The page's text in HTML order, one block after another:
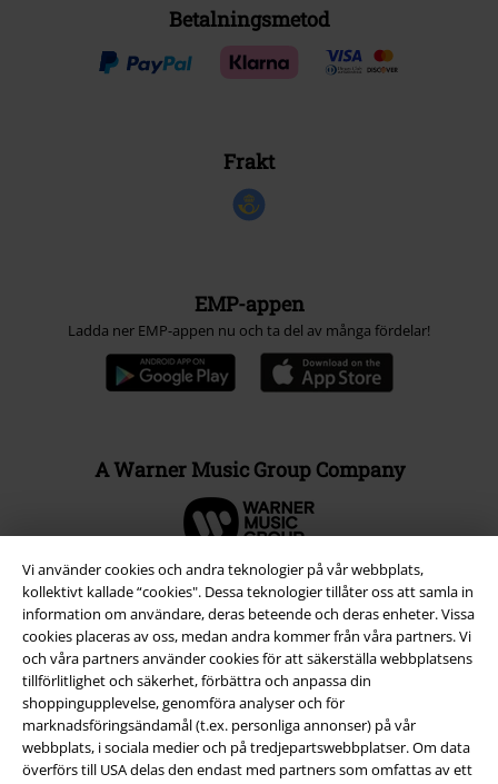
Vi använder cookies och andra teknologier på vår webbplats,
kollektivt kallade “cookies". Dessa teknologier tillåter oss att samla in
information om användare, deras beteende och deras enheter. Vissa
cookies placeras av oss, medan andra kommer från våra partners. Vi
och våra partners använder cookies för att säkerställa webbplatsens
tillförlitlighet och säkerhet, förbättra och anpassa din
shoppingupplevelse, genomföra analyser och för
marknadsföringsändamål (t.ex. personliga annonser) på vår
webbplats, i sociala medier och på tredjepartswebbplatser. Om data
överförs till USA delas den endast med partners som omfattas av ett
Betalningsmetod
Frakt
EMP-appen
Ladda ner EMP-appen nu och ta del av många fördelar!
A Warner Music Group Company